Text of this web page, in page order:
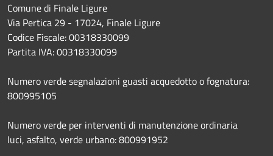
Comune di Finale Ligure
Via Pertica 29 - 17024, Finale Ligure
Codice Fiscale: 00318330099
Partita IVA: 00318330099
Numero verde segnalazioni guasti acquedotto o fognatura:
800995105
Numero verde per interventi di manutenzione ordinaria
luci, asfalto, verde urbano: 800991952